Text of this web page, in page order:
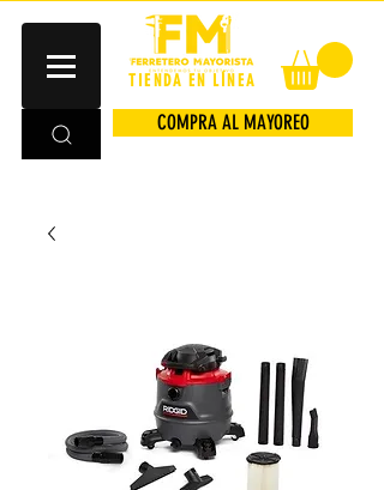
TIENDA EN LÍNEA
COMPRA AL MAYOREO